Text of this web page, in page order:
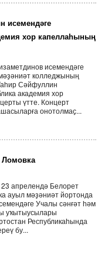
исемендәге
хор капеллаһының
исемендәге
колледжының
Сәйфуллин
академия хор
үтте. Концерт
онотолмаҫ...
апрелендә Белорет
ауыл мәҙәниәт йортонда
Учалы сәнғәт һәм
уҡытыусылары
Республикаһында
бу...